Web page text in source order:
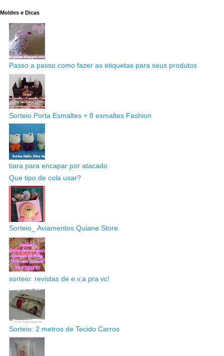
Moldes e Dicas
Passo a passo como fazer as etiquetas para seus produtos
Sorteio Porta Esmaltes + 8 esmaltes Fashion
tiara para encapar por atacado
Que tipo de cola usar?
Sorteio_ Aviamentos Quiane Store
sorteio: revistas de e.v.a pra vc!
Sorteio: 2 metros de Tecido Carros